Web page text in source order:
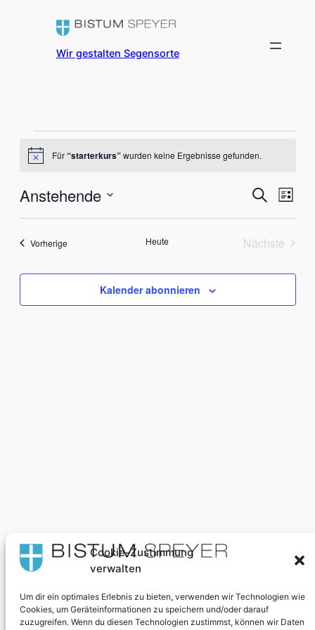
Cookie-Zustimmung
verwalten
Um dir ein optimales Erlebnis zu bieten, verwenden wir Technologien wie
Cookies, um Geräteinformationen zu speichern und/oder darauf
zuzugreifen. Wenn du diesen Technologien zustimmst, können wir Daten
Wir gestalten Segensorte
Veranstaltungen
HinweisFür“starterkurs”wurden keine Ergebnisse gefunden.
Suche
und
SucheListe
Anstehende
Datum
VorherigeVeranstaltungen Heute
Nächste
Kalender abonnieren
Wir gestalten Segensorte
Über uns Datenschutz